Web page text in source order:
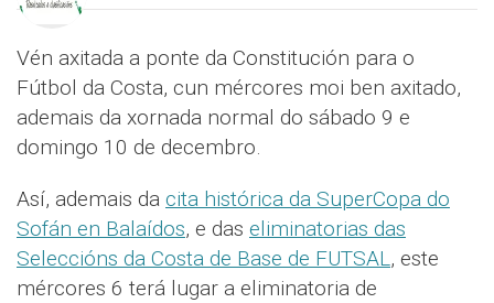
Vén axitada a ponte da Constitución para o
Fútbol da Costa, cun mércores moi ben axitado,
ademais da xornada normal do sábado 9 e
domingo 10 de decembro.
Así, ademais da cita histórica da SuperCopa do
Sofán en Balaídos, e das eliminatorias das
Seleccións da Costa de Base de FUTSAL, este
mércores 6 terá lugar a eliminatoria de